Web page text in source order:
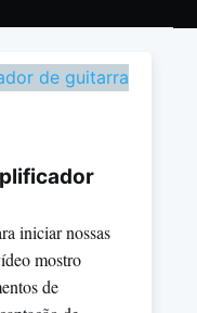
iniciar nossas
mostro
de